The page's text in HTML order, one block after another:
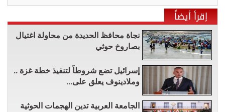
إقرأ أيضاً
نجاة محافظ الحديدة من محاولة اغتيال
بصاروخ حوثي
إسرائيل تضع شروطاً لتنفيذ خطة غزة ..
وملادينوف يعلق على...
الجامعة العربية تدين الهجمات الحوثية